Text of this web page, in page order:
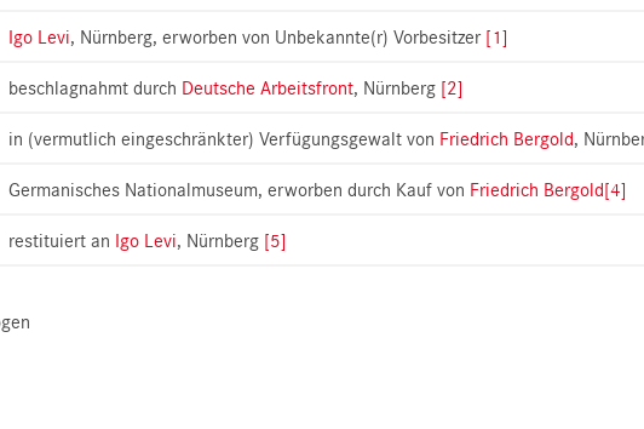
Igo Levi, Nürnberg, erworben von Unbekannte(r) Vorbesitzer [1]
beschlagnahmt durch Deutsche Arbeitsfront, Nürnberg [2]
in (vermutlich eingeschränkter) Verfügungsgewalt von Friedrich Bergold,
Germanisches Nationalmuseum, erworben durch Kauf von Friedrich Bergold[4]
restituiert an Igo Levi, Nürnberg [5]